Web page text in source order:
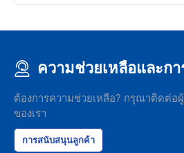
ความช่วยเหลือและก
ต้องการความช่วยเหลือ? กรุณาติดต่อ
ของเรา
การสนับสนุนลูกค้า